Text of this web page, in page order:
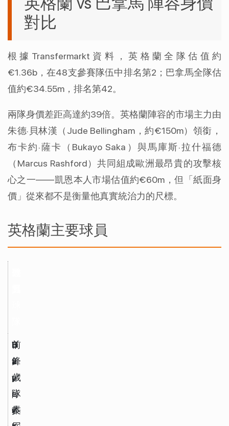
對比
根據Transfermarkt資料，英格蘭全隊估值約
€1.36b，在48支參賽隊伍中排名第2；巴拿馬全隊估
值約€34.55m，排名第42。
兩隊身價差距高達約39倍。英格蘭陣容的市場主力由
朱德·貝林漢（Jude Bellingham，約€150m）領銜，
布卡約·薩卡（Bukayo Saka）與馬庫斯·拉什福德
（Marcus Rashford）共同組成歐洲最昂貴的攻擊核
心之一——凱恩本人市場估值約€60m，但「紙面身
價」從來都不是衡量他真實統治力的尺標。
英格蘭主要球員
H
a
r
r
y
前
鋒
／
隊
長
B
a
y
e
r
3
2
歲
，
本